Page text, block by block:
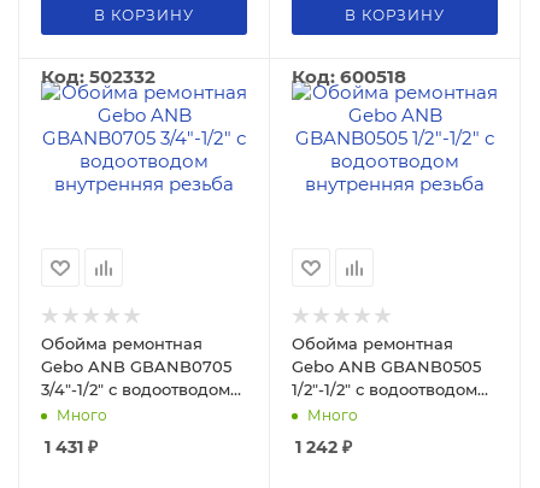
В КОРЗИНУ В КОРЗИНУ
Код: 502332
Обойма ремонтная
Gebo ANB GBANB0705
3/4"-1/2" с водоотводом
внутренняя резьба
Много
1 431 ₽
Код: 600518
Обойма ремонтная
Gebo ANB GBANB0505
1/2"-1/2" с водоотводом
внутренняя резьба
Много
1 242 ₽